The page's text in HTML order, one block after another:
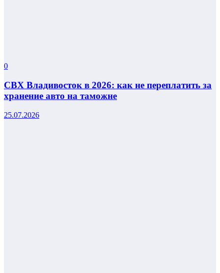
0
СВХ Владивосток в 2026: как не переплатить за
хранение авто на таможне
25.07.2026